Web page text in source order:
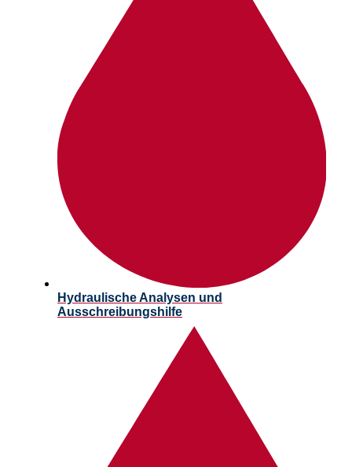
Hydraulische Analysen und
Ausschreibungshilfe